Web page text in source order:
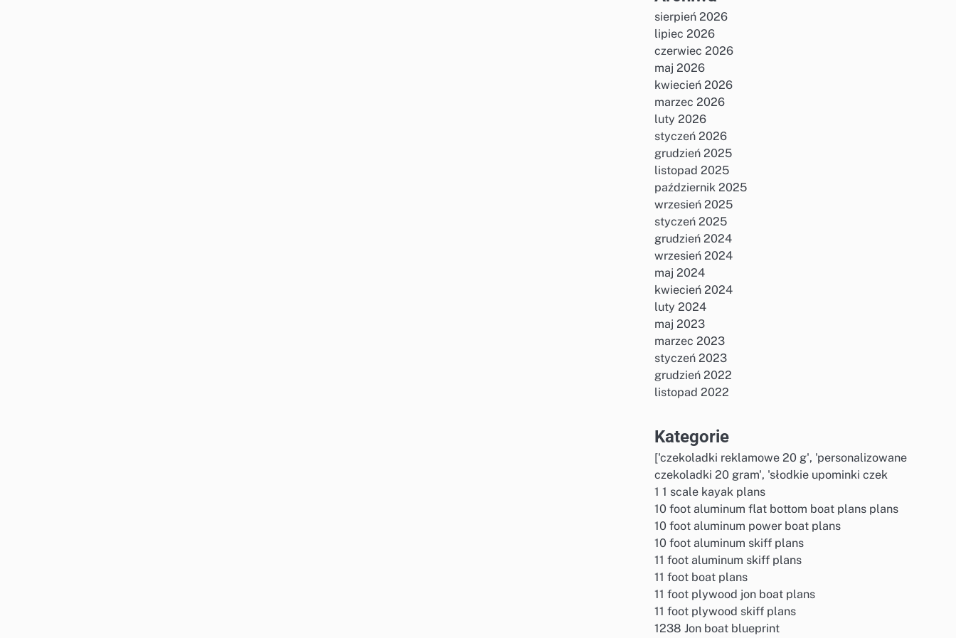
sierpień 2026
lipiec 2026
czerwiec 2026
maj 2026
kwiecień 2026
marzec 2026
luty 2026
styczeń 2026
grudzień 2025
listopad 2025
październik 2025
wrzesień 2025
styczeń 2025
grudzień 2024
wrzesień 2024
maj 2024
kwiecień 2024
luty 2024
maj 2023
marzec 2023
styczeń 2023
grudzień 2022
listopad 2022
Kategorie
['czekoladki reklamowe 20 g', 'personalizowane
czekoladki 20 gram', 'słodkie upominki czek
1 1 scale kayak plans
10 foot aluminum flat bottom boat plans plans
10 foot aluminum power boat plans
10 foot aluminum skiff plans
11 foot aluminum skiff plans
11 foot boat plans
11 foot plywood jon boat plans
11 foot plywood skiff plans
1238 Jon boat blueprint